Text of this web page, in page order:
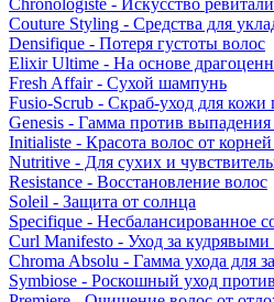
Chronologiste - Искусство
Couture Styling - Средства для
Densifique - Потеря густоты волос
Elixir Ultime - На основе
Fresh Affair - Сухой шампунь
Fusio-Scrub - Скраб-уход для кожи
Genesis - Гамма против выпадения
Initialiste - Красота волос от
Nutritive - Для сухих и
Resistance - Восстановление волос
Soleil - Защита от солнца
Specifique - Несбалансированное
Curl Manifesto - Уход за
Chroma Absolu - Гамма ухода для
Symbiose - Роскошный уход